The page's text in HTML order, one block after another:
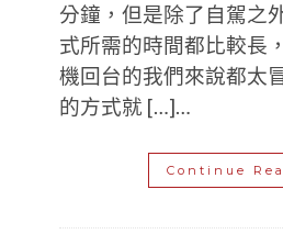
分鐘，但是除了自駕之
式所需的時間都比較長
機回台的我們來說都太
的方式就 […]…
Continue